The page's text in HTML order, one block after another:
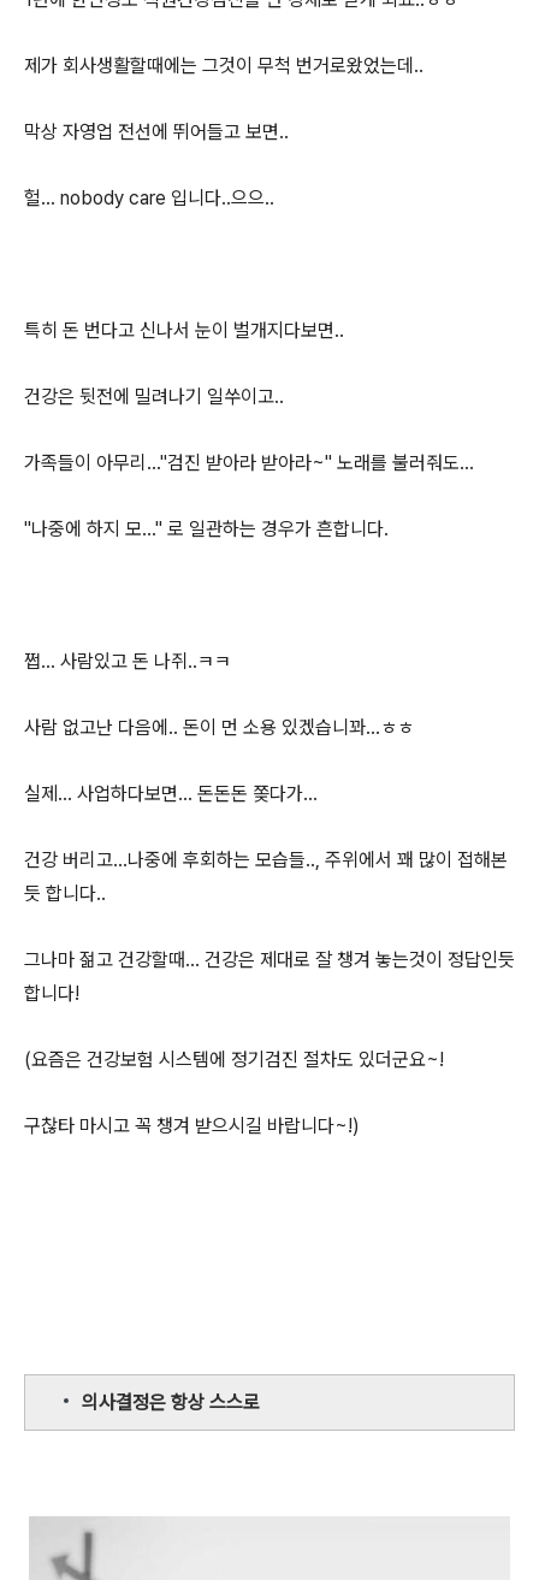
제가 회사생활할때에는 그것이 무척 번거로왔었는데..
막상 자영업 전선에 뛰어들고 보면..
헐... nobody care 입니다..으으..
특히 돈 번다고 신나서 눈이 벌개지다보면..
건강은 뒷전에 밀려나기 일쑤이고..
가족들이 아무리..."검진 받아라 받아라~" 노래를 불러줘도...
"나중에 하지 모..." 로 일관하는 경우가 흔합니다.
쩝... 사람있고 돈 나쥐..ㅋㅋ
사람 없고난 다음에.. 돈이 먼 소용 있겠습니꽈...ㅎㅎ
실제... 사업하다보면... 돈돈돈 쫒다가...
건강 버리고...나중에 후회하는 모습들.., 주위에서 꽤 많이 접해본
듯 합니다..
그나마 젊고 건강할때... 건강은 제대로 잘 챙겨 놓는것이 정답인듯
합니다!
(요즘은 건강보험 시스템에 정기검진 절차도 있더군요~!
구찮타 마시고 꼭 챙겨 받으시길 바랍니다~!)
의사결정은 항상 스스로